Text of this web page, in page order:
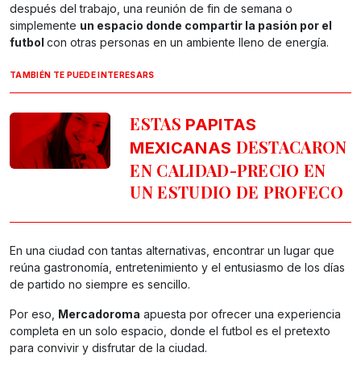
después del trabajo, una reunión de fin de semana o
simplemente un espacio donde compartir la pasión por el
futbol con otras personas en un ambiente lleno de energía.
TAMBIÉN TE PUEDE INTERESARS
ESTAS PAPITAS
MEXICANAS DESTACARON
EN CALIDAD-PRECIO EN
UN ESTUDIO DE PROFECO
En una ciudad con tantas alternativas, encontrar un lugar que
reúna gastronomía, entretenimiento y el entusiasmo de los días
de partido no siempre es sencillo.
Por eso, Mercadoroma apuesta por ofrecer una experiencia
completa en un solo espacio, donde el futbol es el pretexto
para convivir y disfrutar de la ciudad.